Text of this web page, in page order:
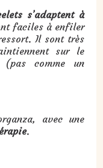
s’adaptent à
faciles à enfiler
Il sont très
sur le
comme un
avec une
.